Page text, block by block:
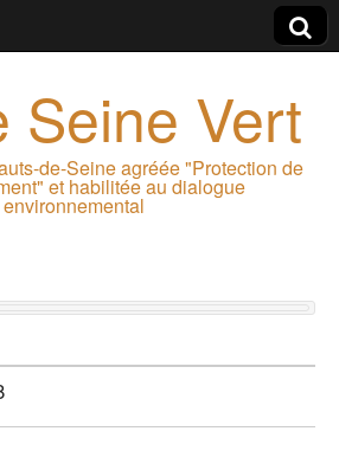
Seine Vert
de-Seine agréée "Protection de
et habilitée au dialogue
environnemental